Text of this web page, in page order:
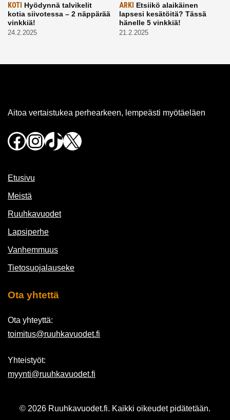
KOTI Hyödynnä talvikelit
kotia siivotessa – 2 näppärää
vinkkiä!
24.2.2025
ARKI Etsiikö alaikäinen
lapsesi kesätöitä? Tässä
hänelle 5 vinkkiä!
21.2.2025
Aitoa vertaistukea perhearkeen, lempeästi myötäeläen
Facebook
Instagram
TikTok
X
Etusivu
Meistä
Ruuhkavuodet
Lapsiperhe
Vanhemmuus
Tietosuojalauseke
Ota yhtettä
Ota yhteyttä:
toimitus@ruuhkavuodet.fi
Yhteistyöt:
myynti@ruuhkavuodet.fi
© 2026 Ruuhkavuodet.fi. Kaikki oikeudet pidätetään.